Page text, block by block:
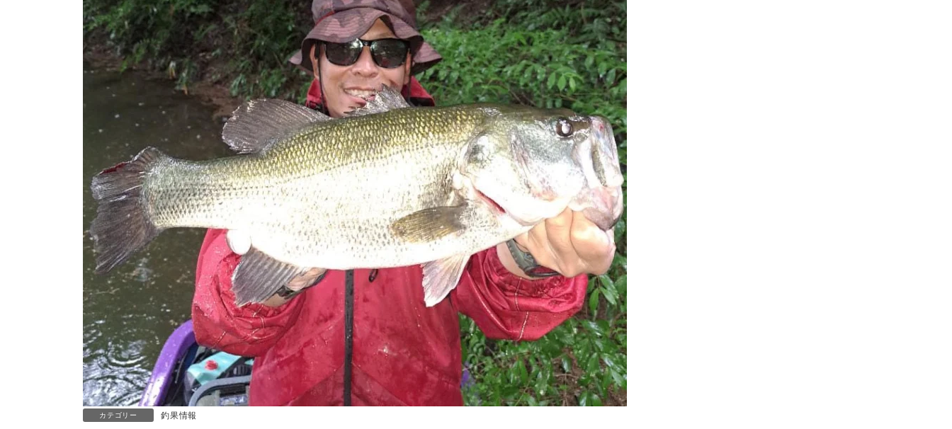
カテゴリー 釣果情報